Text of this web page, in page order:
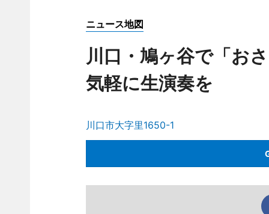
ニュース地図
川口・鳩ヶ谷で「お
気軽に生演奏を
川口市大字里1650-1